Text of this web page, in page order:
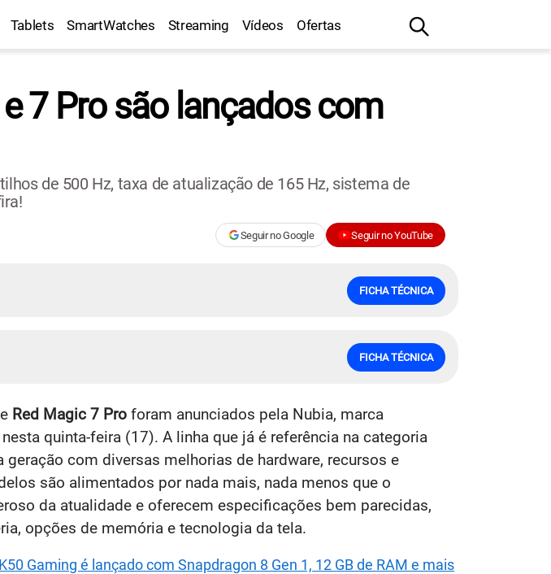
Tablets SmartWatches Streaming Vídeos Ofertas
7 Pro são lançados com
de 500 Hz, taxa de atualização de 165 Hz, sistema de
Seguir no Google Seguir no YouTube
FICHA TÉCNICA
FICHA TÉCNICA
e Red Magic 7 Pro foram anunciados pela Nubia, marca
quinta-feira (17). A linha que já é referência na categoria
geração com diversas melhorias de hardware, recursos e
são alimentados por nada mais, nada menos que o
da atualidade e oferecem especificações bem parecidas,
opções de memória e tecnologia da tela.
Gaming é lançado com Snapdragon 8 Gen 1, 12 GB de RAM e mais